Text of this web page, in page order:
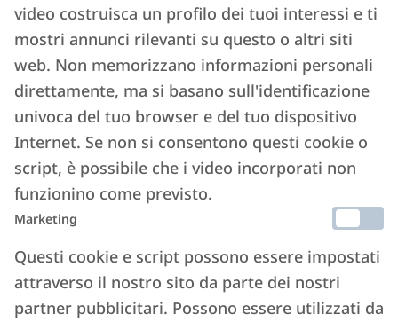
Affitti brevi, in Lombardia già in regola
con il Cin l’80 percento degli alloggi
Leggi l'articolo ->
video costruisca un profilo dei tuoi interessi e ti
mostri annunci rilevanti su questo o altri siti
web. Non memorizzano informazioni personali
direttamente, ma si basano sull'identificazione
univoca del tuo browser e del tuo dispositivo
Internet. Se non si consentono questi cookie o
script, è possibile che i video incorporati non
funzionino come previsto.
Marketing
Questi cookie e script possono essere impostati
attraverso il nostro sito da parte dei nostri
partner pubblicitari. Possono essere utilizzati da